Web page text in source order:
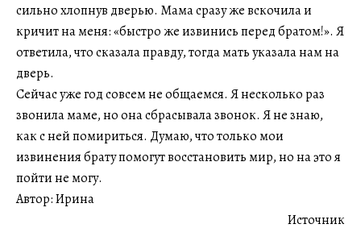
сильно хлопнув дверью. Мама сразу же вскочила и
кричит на меня: «быстро же извинись перед братом!». Я
ответила, что сказала правду, тогда мать указала нам на
дверь.
Сейчас уже год совсем не общаемся. Я несколько раз
звонила маме, но она сбрасывала звонок. Я не знаю,
как с ней помириться. Думаю, что только мои
извинения брату помогут восстановить мир, но на это я
пойти не могу.
Автор: Ирина
Источник